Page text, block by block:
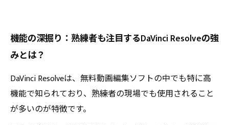
機能の深掘り：熟練者も注目するDaVinci Resolveの強
みとは？
DaVinci Resolveは、無料動画編集ソフトの中でも特に高
機能で知られており、熟練者の現場でも使用されること
が多いのが特徴です。